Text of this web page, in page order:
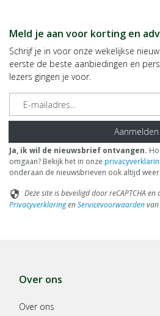
Meld je aan voor korting en
Schrijf je in voor onze wekelijkse
eerste de beste aanbiedingen en
lezers gingen je voor.
E-mailadres
Aanmelden
Ja, ik wil de nieuwsbrief ontvangen.
omgaan? Bekijk het in onze
onderaan de nieuwsbrieven ook altijd
security Deze site is beveiligd door reCAPTCHA en
PrivacyverklaringenServicevoorwaardenvan
Over ons
Over ons